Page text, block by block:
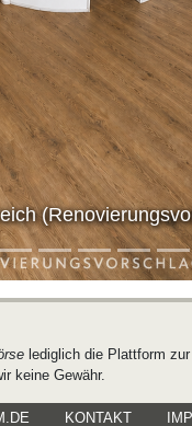
lediglich die Plattform
keine Gewähr.
KONTAKT